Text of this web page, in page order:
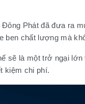
Đông Phát đã đưa ra
chất lượng mà
sẽ là một trở ngại
kiệm chi phí.